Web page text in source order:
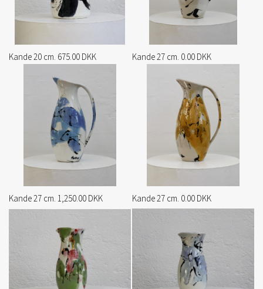
Kande 20 cm. 675.00 DKK Kande 27 cm. 0.00 DKK
Kande 27 cm. 1,250.00 DKK Kande 27 cm. 0.00 DKK